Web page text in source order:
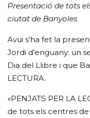
Presentació de tots
ciutat de Banyoles
Avui s’ha fet la
Jordi d’enguany: un
Dia del Llibre i que
LECTURA.
«PENJATS PER LA
de tots els centres de